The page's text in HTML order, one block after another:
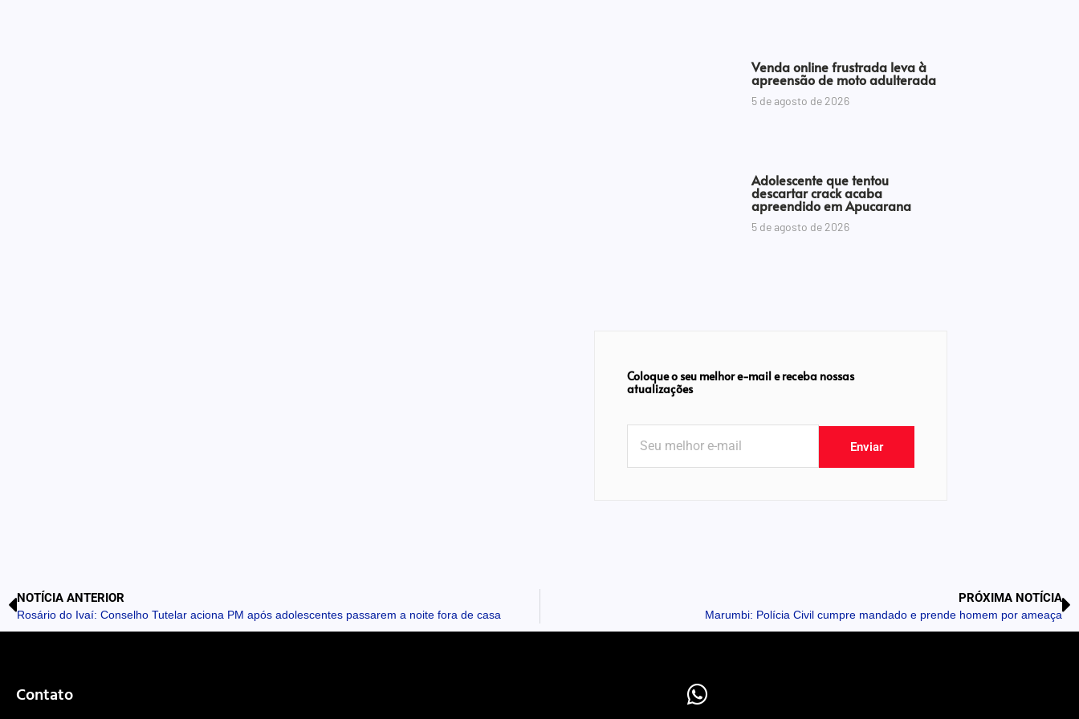
Venda online frustrada leva à
apreensão de moto adulterada
5 de agosto de 2026
Adolescente que tentou
descartar crack acaba
apreendido em Apucarana
5 de agosto de 2026
Coloque o seu melhor e-mail e receba nossas
atualizações
Enviar
NOTÍCIA ANTERIOR
Rosário do Ivaí: Conselho Tutelar aciona PM após adolescentes passarem a noite fora de casa
PRÓXIMA NOTÍCIA
Marumbi: Polícia Civil cumpre mandado e prende homem por ameaça
Contato